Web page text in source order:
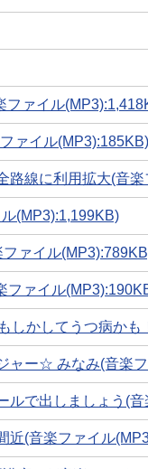
ァイル
ァイル(MP3):185KB)
線に利用拡大(音楽
(MP3):1,199KB)
ァイル
ァイル
しかしてうつ病か
ー☆ みなみ(音楽
で出しましょう(音
近(音楽ファイル